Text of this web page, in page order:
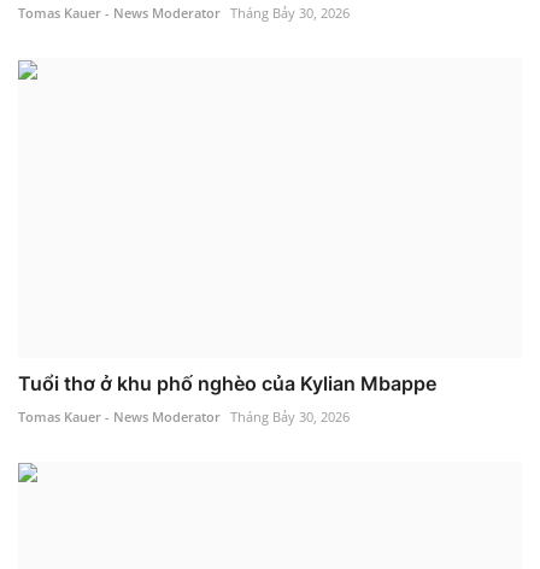
Tomas Kauer - News Moderator Tháng Bảy 30, 2026
Tuổi thơ ở khu phố nghèo của Kylian Mbappe
Tomas Kauer - News Moderator Tháng Bảy 30, 2026